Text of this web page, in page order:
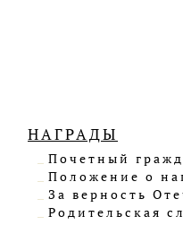
НАГРАДЫ
Почетный
Положение о
За верность
Родительская